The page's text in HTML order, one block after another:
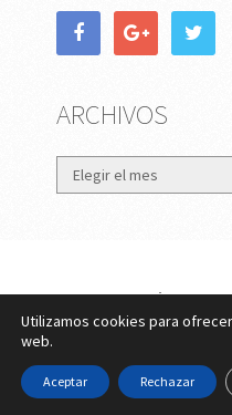
ARCHIVOS
Archivos
eMujer.com
Contactar||Datos
Utilizamos cookies para
web.
Aceptar Rechazar